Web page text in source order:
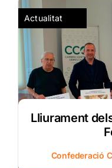
Actualitat
Lliurament
Confederació